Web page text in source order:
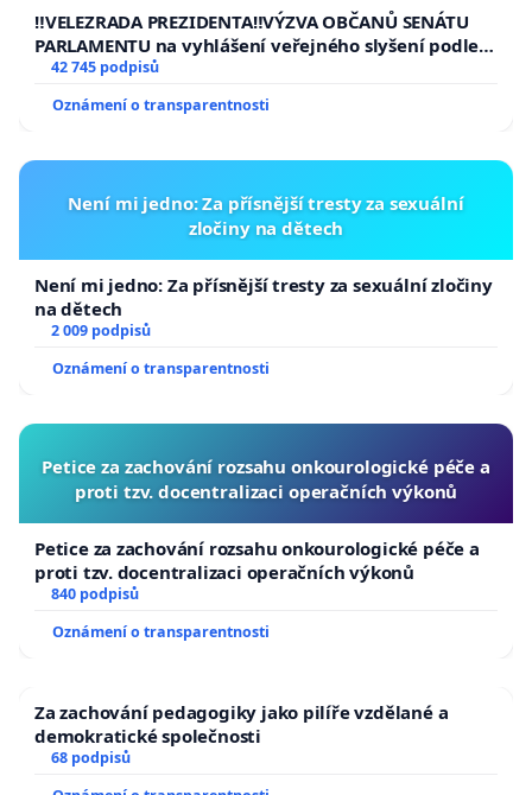
republiky
‼️VELEZRADA PREZIDENTA‼️VÝZVA OBČANŮ SENÁTU
PARLAMENTU na vyhlášení veřejného slyšení podle §
144 jednacího řádu Senátu k návrhu na přijetí
republiky
42 745 podpisů
Oznámení o transparentnosti
Není mi jedno: Za přísnější tresty za sexuální
zločiny na dětech
Není mi jedno: Za přísnější tresty za sexuální zločiny
na dětech
2 009 podpisů
Oznámení o transparentnosti
Petice za zachování rozsahu onkourologické péče a
proti tzv. docentralizaci operačních výkonů
Petice za zachování rozsahu onkourologické péče a
proti tzv. docentralizaci operačních výkonů
840 podpisů
Oznámení o transparentnosti
Za zachování pedagogiky jako pilíře vzdělané a
demokratické společnosti
68 podpisů